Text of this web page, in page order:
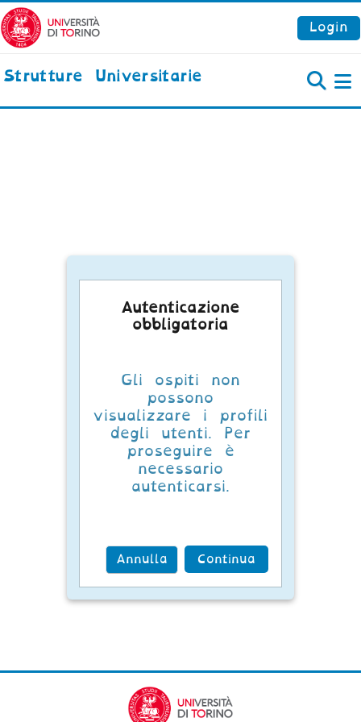
Vai al contenuto principale
Login
Strutture Universitarie
Autenticazione
obbligatoria
Gli ospiti non
possono
visualizzare i profili
degli utenti. Per
proseguire è
necessario
autenticarsi.
Annulla Continua